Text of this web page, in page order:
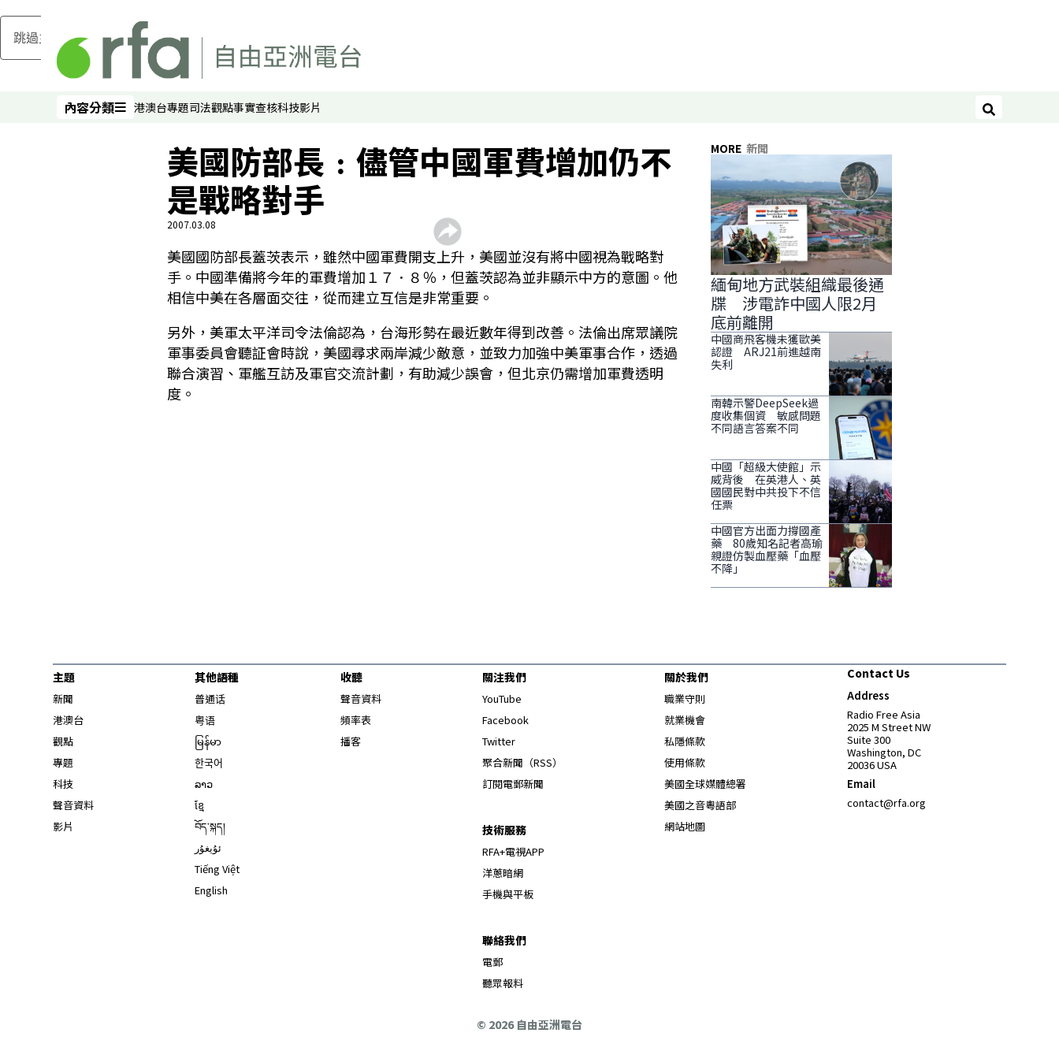
跳過主要內容
內容分類
內容分類 港澳台專題司法觀點事實查核科技影片 搜尋
顯示 影片 個子版面
聲如洪鍾
香港人自由講
關於我們
顯示 關於我們 個子版面
聯絡我們
聲音資料
聽眾報料
美國防部長﹕儘管中國軍費增加仍不
是戰略對手
2007.03.08
美國國防部長蓋茨表示，雖然中國軍費開支上升，美國並沒有將中國視為戰略對
手。中國準備將今年的軍費增加１７．８％，但蓋茨認為並非顯示中方的意圖。他
相信中美在各層面交往，從而建立互信是非常重要。
另外，美軍太平洋司令法倫認為，台海形勢在最近數年得到改善。法倫出席眾議院
軍事委員會聽証會時說，美國尋求兩岸減少敵意，並致力加強中美軍事合作，透過
聯合演習、軍艦互訪及軍官交流計劃，有助減少誤會，但北京仍需增加軍費透明
度。
MORE 新聞
緬甸地方武裝組織最後通
牒 涉電詐中國人限2月
底前離開
中國商飛客機未獲歐美
認證 ARJ21前進越南
失利
南韓示警DeepSeek過
度收集個資 敏感問題
不同語言答案不同
中國「超級大使館」示
威背後 在英港人、英
國國民對中共投下不信
任票
中國官方出面力撐國產
藥 80歲知名記者高瑜
親證仿製血壓藥「血壓
不降」
主題
新聞
港澳台
觀點
專題
科技
聲音資料
影片
其他語種
普通话
粤语
မြန်မာ
한국어
ລາວ
ខ្មែ
བོད་སྐད།
ئۇيغۇر
Tiếng Việt
English
收聽
聲音資料
頻率表
播客
關注我們
YouTube
Facebook
Twitter
聚合新聞（RSS）
訂閱電郵新聞
技術服務
RFA+電視APP
洋蔥暗網
手機與平板
聯絡我們
電郵
聽眾報料
關於我們
職業守則
就業機會
私隱條款
使用條款
美國全球媒體總署 Opens in new window
美國之音粵語部Opens in new window
網站地圖Opens in new window
Contact Us
Address
Radio Free Asia
2025 M Street NW
Suite 300
Washington, DC
20036 USA
Email
contact@rfa.org
© 2026 自由亞洲電台